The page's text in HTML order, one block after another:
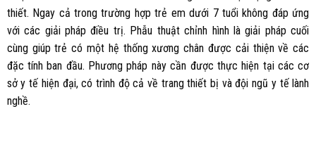
thiết. Ngay cả trong trường hợp trẻ em dưới 7 tuổi không đáp ứng
với các giải pháp điều trị. Phẫu thuật chỉnh hình là giải pháp cuối
cùng giúp trẻ có một hệ thống xương chân được cải thiện về các
đặc tính ban đầu. Phương pháp này cần được thực hiện tại các cơ
sở y tế hiện đại, có trình độ cả về trang thiết bị và đội ngũ y tế lành
nghề.